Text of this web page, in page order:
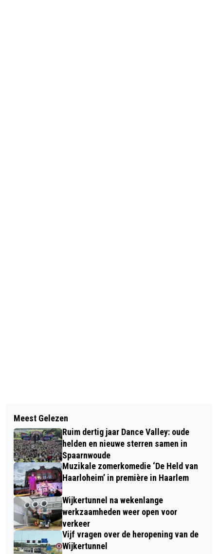
BANENGROEI IN ZUID-
KENNEMERLAND EN IJMOND VALT
TIJDELIJK STIL BIJ HOGE
ENERGIEPRIJZEN
NIEUW STADSFEEST FIER HAARLEM
BRENGT HISTORIE EN GEZELLIGHEID
SAMEN
Meest Gelezen
Ruim dertig jaar Dance Valley: oude
helden en nieuwe sterren samen in
Spaarnwoude
Muzikale zomerkomedie ‘De Held van
Haarloheim’ in première in Haarlem
Wijkertunnel na wekenlange
werkzaamheden weer open voor
verkeer
Vijf vragen over de heropening van de
Wijkertunnel